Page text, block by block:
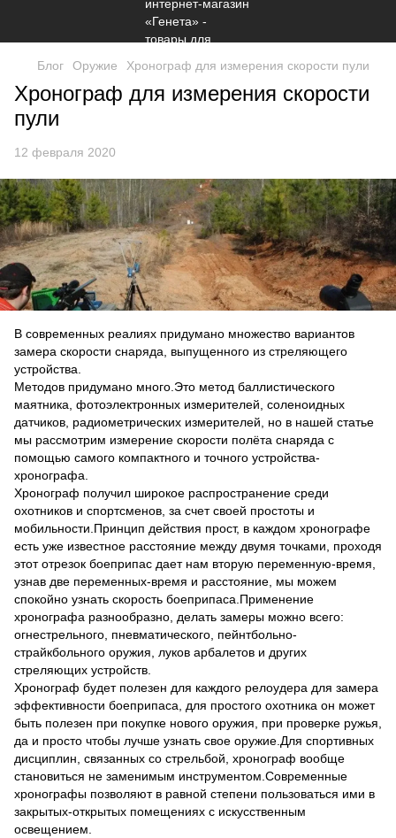
Блог Оружие Хронограф для измерения скорости пули
Хронограф для измерения скорости
пули
12 февраля 2020
В современных реалиях придумано множество вариантов
замера скорости снаряда, выпущенного из стреляющего
устройства.
Методов придумано много.Это метод баллистического
маятника, фотоэлектронных измерителей, соленоидных
датчиков, радиометрических измерителей, но в нашей статье
мы рассмотрим измерение скорости полёта снаряда с
помощью самого компактного и точного устройства-
хронографа.
Хронограф получил широкое распространение среди
охотников и спортсменов, за счет своей простоты и
мобильности.Принцип действия прост, в каждом хронографе
есть уже известное расстояние между двумя точками, проходя
этот отрезок боеприпас дает нам вторую переменную-время,
узнав две переменных-время и расстояние, мы можем
спокойно узнать скорость боеприпаса.Применение
хронографа разнообразно, делать замеры можно всего:
огнестрельного, пневматического, пейнтбольно-
страйкбольного оружия, луков арбалетов и других
стреляющих устройств.
Хронограф будет полезен для каждого релоудера для замера
эффективности боеприпаса, для простого охотника он может
быть полезен при покупке нового оружия, при проверке ружья,
да и просто чтобы лучше узнать свое оружие.Для спортивных
дисциплин, связанных со стрельбой, хронограф вообще
становиться не заменимым инструментом.Современные
хронографы позволяют в равной степени пользоваться ими в
закрытых-открытых помещениях с искусственным
освещением.